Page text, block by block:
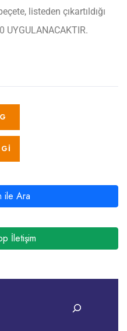
listeden çıkartıldığı
UYGULANACAKTIR.
ile Ara
İletişim